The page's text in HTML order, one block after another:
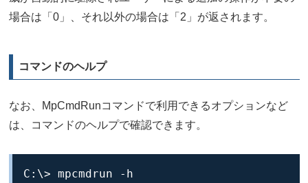
場合は「0」、それ以外の場合は「2」が返されます。
コマンドのヘルプ
なお、MpCmdRunコマンドで利用できるオプションなど
は、コマンドのヘルプで確認できます。
C:\> mpcmdrun -h